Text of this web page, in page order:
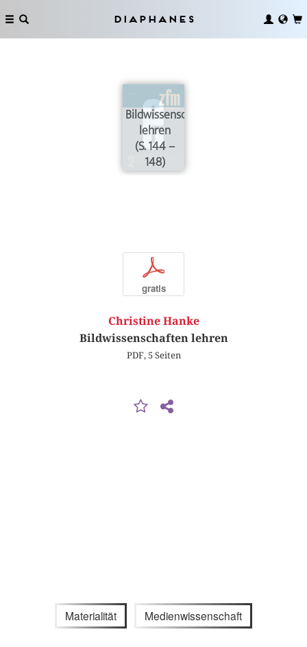
Diaphanes
Bildwissenschaften
lehren
(S. 144 –
148)
p
gratis
Christine Hanke
Bildwissenschaften lehren
PDF, 5 Seiten
Materialität Medienwissenschaft